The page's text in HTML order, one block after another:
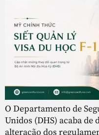
O Departamento de
Unidos (DHS) acaba
alteração dos